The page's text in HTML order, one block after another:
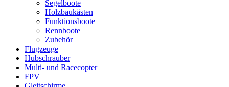
Segelboote
Holzbaukästen
Funktionsboote
Rennboote
Zubehör
Flugzeuge
Hubschrauber
Multi- und Racecopter
FPV